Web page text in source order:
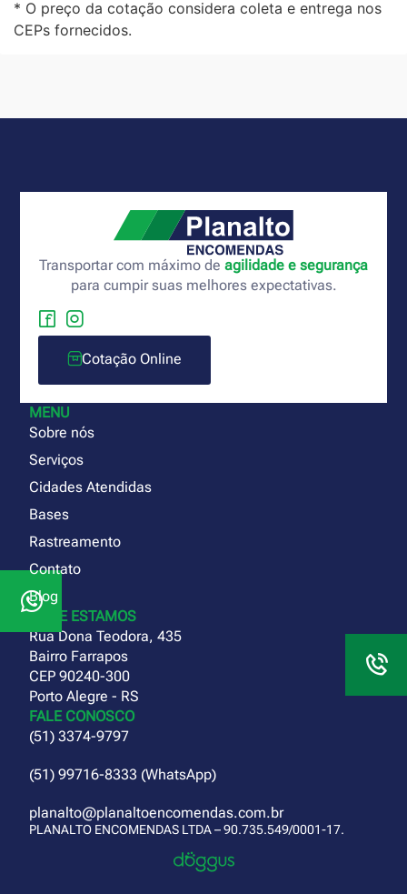
* O preço da cotação considera coleta e entrega nos
CEPs fornecidos.
Transportar com máximo de agilidade e segurança
para cumpir suas melhores expectativas.
Cotação Online
MENU
Sobre nós
Serviços
Cidades Atendidas
Bases
Rastreamento
Contato
Blog
ONDE ESTAMOS
Rua Dona Teodora, 435
Bairro Farrapos
CEP 90240-300
Porto Alegre - RS
FALE CONOSCO
(51) 3374-9797
(51) 99716-8333 (WhatsApp)
planalto@planaltoencomendas.com.br
PLANALTO ENCOMENDAS LTDA – 90.735.549/0001-17.